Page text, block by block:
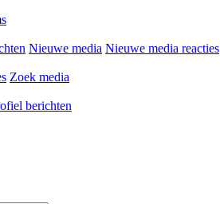
Nieuwe media Nieuwe media reacties
Zoek media
berichten